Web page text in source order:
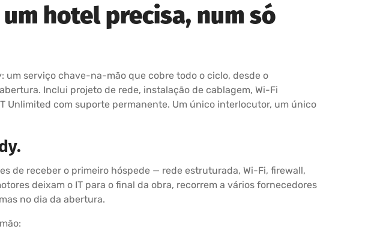
hotel precisa, num só
um serviço chave-na-mão que cobre todo o ciclo, desde o
Inclui projeto de rede, instalação de cablagem, Wi-Fi
Unlimited com suporte permanente. Um único interlocutor, um único
de receber o primeiro hóspede — rede estruturada, Wi-Fi, firewall,
deixam o IT para o final da obra, recorrem a vários fornecedores
no dia da abertura.